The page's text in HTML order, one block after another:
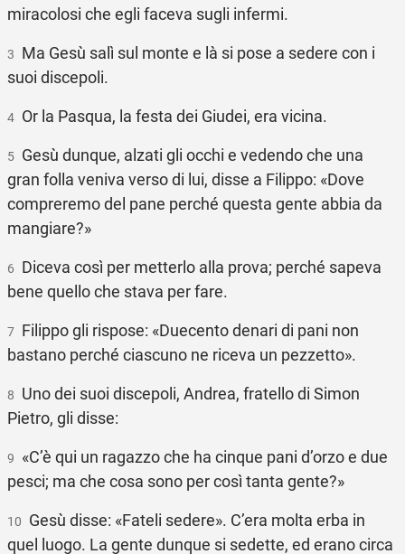
miracolosi che egli faceva sugli infermi.
3 Ma Gesù salì sul monte e là si pose a sedere con i
suoi discepoli.
4 Or la Pasqua, la festa dei Giudei, era vicina.
5 Gesù dunque, alzati gli occhi e vedendo che una
gran folla veniva verso di lui, disse a Filippo: «Dove
compreremo del pane perché questa gente abbia da
mangiare?»
6 Diceva così per metterlo alla prova; perché sapeva
bene quello che stava per fare.
7 Filippo gli rispose: «Duecento denari di pani non
bastano perché ciascuno ne riceva un pezzetto».
8 Uno dei suoi discepoli, Andrea, fratello di Simon
Pietro, gli disse:
9 «C’è qui un ragazzo che ha cinque pani d’orzo e due
pesci; ma che cosa sono per così tanta gente?»
10 Gesù disse: «Fateli sedere». C’era molta erba in
quel luogo. La gente dunque si sedette, ed erano circa